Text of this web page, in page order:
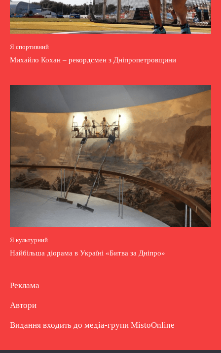
Я спортивний
Михайло Кохан – рекордсмен з Дніпропетровщини
Я культурний
Найбільша діорама в Україні «Битва за Дніпро»
Реклама
Автори
Видання входить до медіа-групи MistoOnline